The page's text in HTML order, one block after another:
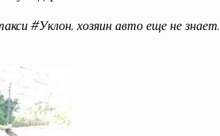
#Уклон, хозяин авто еще не знает.